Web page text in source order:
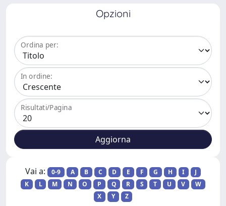
Opzioni
Ordina per:
In ordine:
Risultati/Pagina
Vai a: 0-9 A B C D E F G H I
J
K
L M N O P Q R S T U V
W
X
Y Z